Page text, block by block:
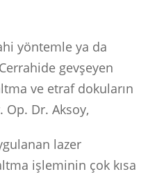
yöntemle ya da
gevşeyen
ve etraf dokuların
Op. Dr. Aksoy,
lazer
işleminin çok kısa